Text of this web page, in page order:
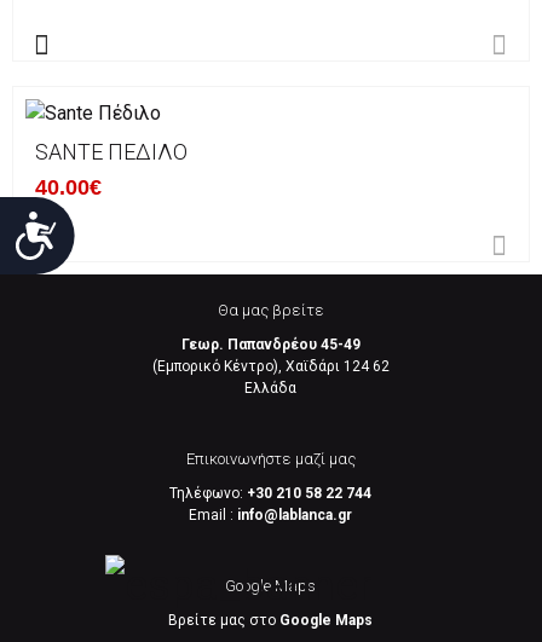
Προσιτότητα
SANTE ΠΈΔΙΛΟ
40.00€
Θα μας βρείτε
Γεωρ. Παπανδρέου 45-49
(Εμπορικό Κέντρο), Χαϊδάρι 124 62
Eλλάδα
Επικοινωνήστε μαζί μας
Τηλέφωνο: +30 210 58 22 744
Email : info@lablanca.gr
Google Maps
Βρείτε μας στο Google Maps